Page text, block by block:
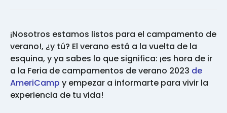
¡Nosotros estamos listos para el campamento de
verano!, ¿y tú? El verano está a la vuelta de la
esquina, y ya sabes lo que significa: ¡es hora de ir
a la Feria de campamentos de verano 2023 de
AmeriCamp y empezar a informarte para vivir la
experiencia de tu vida!